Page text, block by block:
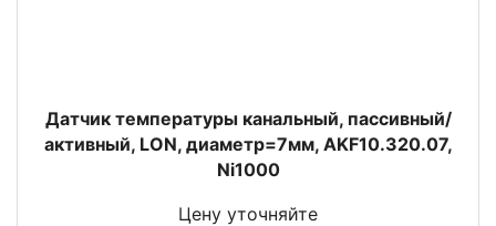
Датчик температуры канальный, пассивный/
активный, LON, диаметр=7мм, AKF10.320.07,
Ni1000
Цену уточняйте